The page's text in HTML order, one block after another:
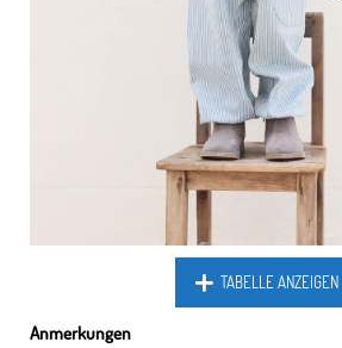
TABELLE ANZEIGEN
Anmerkungen